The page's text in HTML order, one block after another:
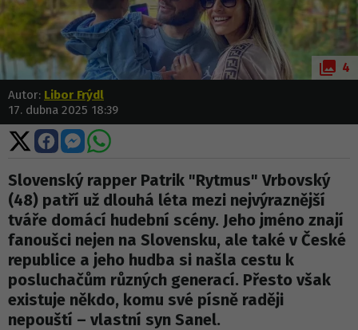
4
Autor: Libor Frýdl
17. dubna 2025 18:39
Sdílet
na
X
Sdílet
na
Facebooku
Sdílet
na
Messengeru
Sdílet
WhatsApp
Slovenský rapper Patrik "Rytmus" Vrbovský
(48) patří už dlouhá léta mezi nejvýraznější
tváře domácí hudební scény. Jeho jméno znají
fanoušci nejen na Slovensku, ale také v České
republice a jeho hudba si našla cestu k
posluchačům různých generací. Přesto však
existuje někdo, komu své písně raději
nepouští – vlastní syn Sanel.